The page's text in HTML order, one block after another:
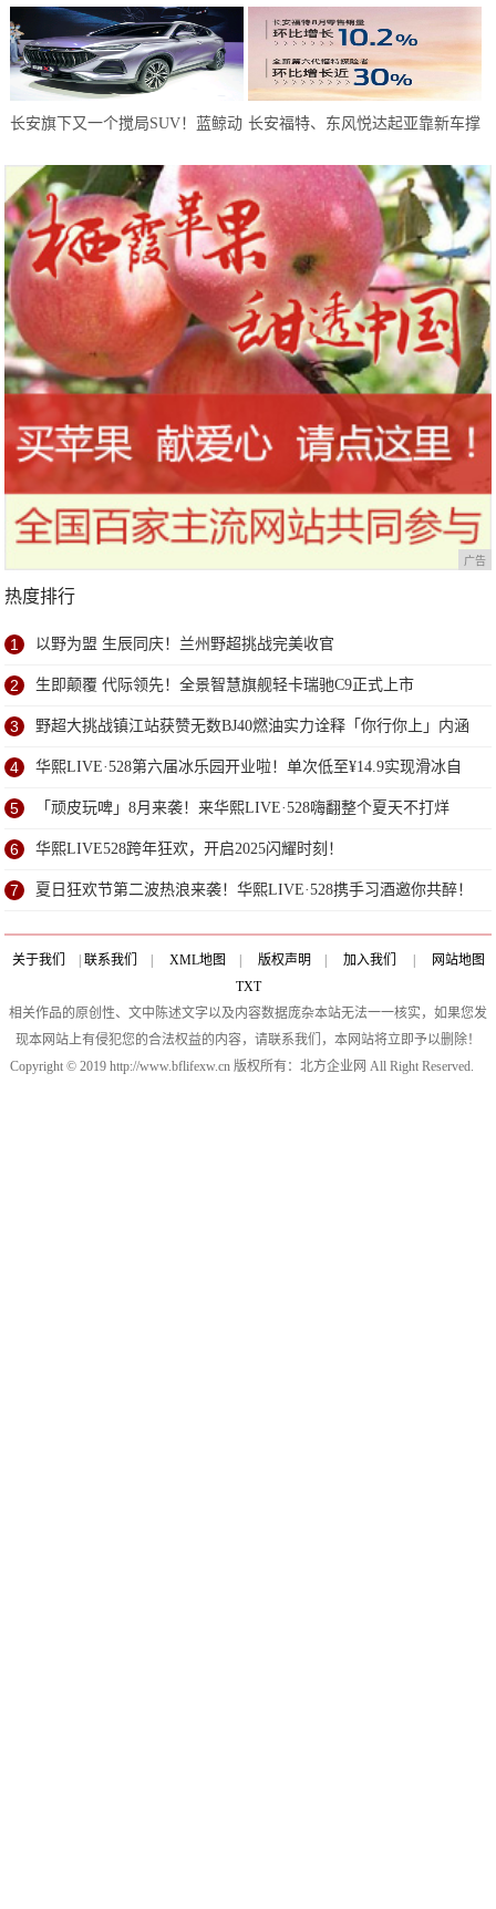
元？年轻人有了新选择
长安旗下又一个搅局SUV！蓝鲸动 长安福特、东风悦达起亚靠新车撑
广告
热度排行
1 以野为盟 生辰同庆！兰州野超挑战完美收官
2 生即颠覆 代际领先！全景智慧旗舰轻卡瑞驰C9正式上市
3 野超大挑战镇江站获赞无数BJ40燃油实力诠释「你行你上」内涵
4 华熙LIVE·528第六届冰乐园开业啦！单次低至¥14.9实现滑冰自
由！
5 「顽皮玩啤」8月来袭！来华熙LIVE·528嗨翻整个夏天不打烊
6 华熙LIVE528跨年狂欢，开启2025闪耀时刻！
7 夏日狂欢节第二波热浪来袭！华熙LIVE·528携手习酒邀你共醉！
关于我们 联系我们 XML地图 版权声明 加入我们
网站地图
TXT
相关作品的原创性、文中陈述文字以及内容数据庞杂本站无法一一核实，如果您发
现本网站上有侵犯您的合法权益的内容，请联系我们，本网站将立即予以删除！
Copyright © 2019 http://www.bflifexw.cn 版权所有：北方企业网 All Right Reserved.